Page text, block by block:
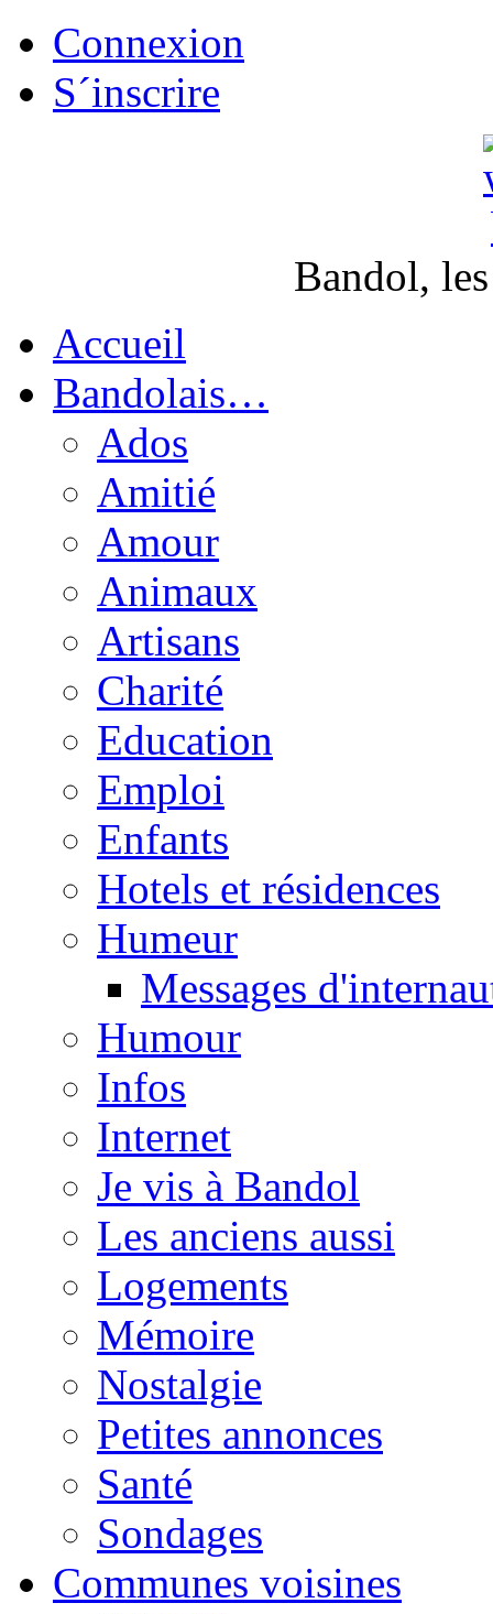
Connexion
S´inscrire
Bandol,
Accueil
Bandolais…
Ados
Amitié
Amour
Animaux
Artisans
Charité
Education
Emploi
Enfants
Hotels et résidences
Humeur
Messages
Humour
Infos
Internet
Je vis à Bandol
Les anciens aussi
Logements
Mémoire
Nostalgie
Petites annonces
Santé
Sondages
Communes voisines